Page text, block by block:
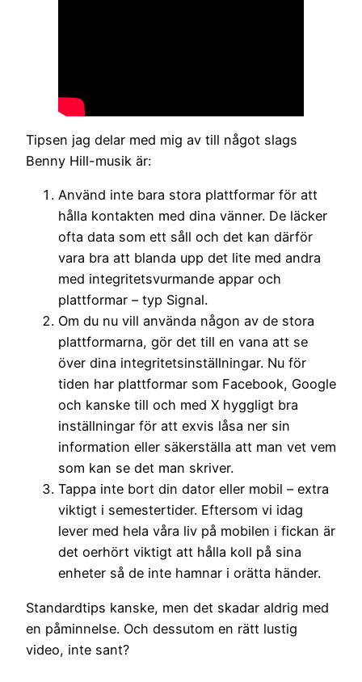
Tipsen jag delar med mig av till något slags
Benny Hill-musik är:
Använd inte bara stora plattformar för att
hålla kontakten med dina vänner. De läcker
ofta data som ett såll och det kan därför
vara bra att blanda upp det lite med andra
med integritetsvurmande appar och
plattformar – typ Signal.
Om du nu vill använda någon av de stora
plattformarna, gör det till en vana att se
över dina integritetsinställningar. Nu för
tiden har plattformar som Facebook, Google
och kanske till och med X hyggligt bra
inställningar för att exvis låsa ner sin
information eller säkerställa att man vet vem
som kan se det man skriver.
Tappa inte bort din dator eller mobil – extra
viktigt i semestertider. Eftersom vi idag
lever med hela våra liv på mobilen i fickan är
det oerhört viktigt att hålla koll på sina
enheter så de inte hamnar i orätta händer.
Standardtips kanske, men det skadar aldrig med
en påminnelse. Och dessutom en rätt lustig
video, inte sant?